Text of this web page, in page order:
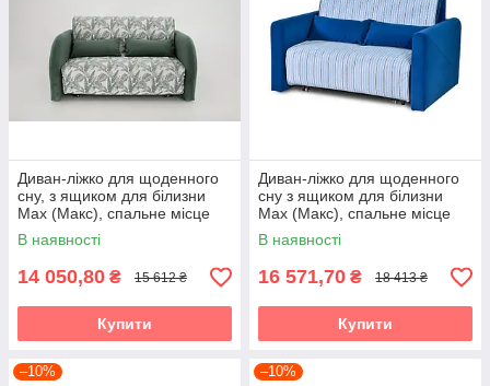
Диван-ліжко для щоденного
сну, з ящиком для білизни
Max (Макс), спальне місце
1,0
В наявності
14 050,80 ₴ 15 612 ₴
Купити
Диван-ліжко для щоденного
сну з ящиком для білизни
Max (Макс), спальне місце
1,4
В наявності
16 571,70 ₴ 18 413 ₴
Купити
–10% –10%